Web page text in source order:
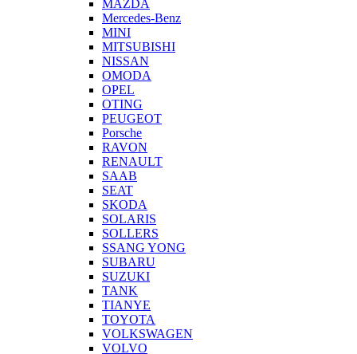
MAZDA
Mercedes-Benz
MINI
MITSUBISHI
NISSAN
OMODA
OPEL
OTING
PEUGEOT
Porsche
RAVON
RENAULT
SAAB
SEAT
SKODA
SOLARIS
SOLLERS
SSANG YONG
SUBARU
SUZUKI
TANK
TIANYE
TOYOTA
VOLKSWAGEN
VOLVO